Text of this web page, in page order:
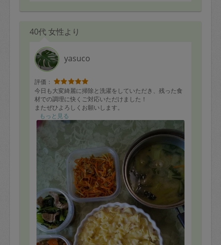
40代 女性より
yasuco
評価：
今日も大変綺麗に掃除と洗濯をしていただき、残った食
材での調理に快くご対応いただけました！
またぜひよろしくお願いします。
もっと見る